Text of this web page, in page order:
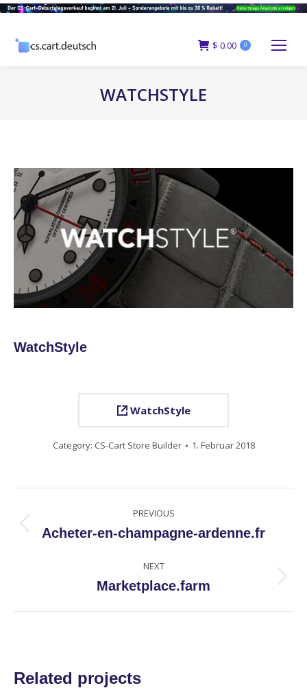
$ 0.00 0
WATCHSTYLE
WatchStyle
WatchStyle
Category: CS-Cart Store Builder 1. Februar 2018
Project
PREVIOUS
Previous
Acheter-en-champagne-ardenne.fr
NEXT
Next
Marketplace.farm
Related projects